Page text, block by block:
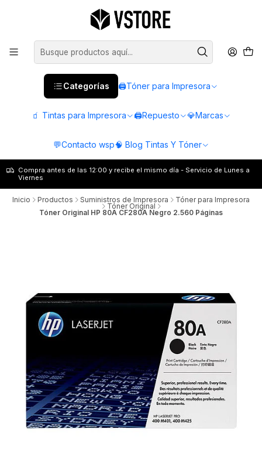
Categorías 🖨️Tóner para Impresora
🧃 Tintas para Impresora 🖨️Repuesto 💎Marcas
💬Contacto wsp🧠 Blog Tintas Y Tóner
Compra antes de las 12:00 y recibe el mismo día - Servicio de Lunes a
Viernes
Inicio Productos Suministros de Impresora Tóner para Impresora
Tóner Original
Tóner Original HP 80A CF280A Negro 2.560 Páginas